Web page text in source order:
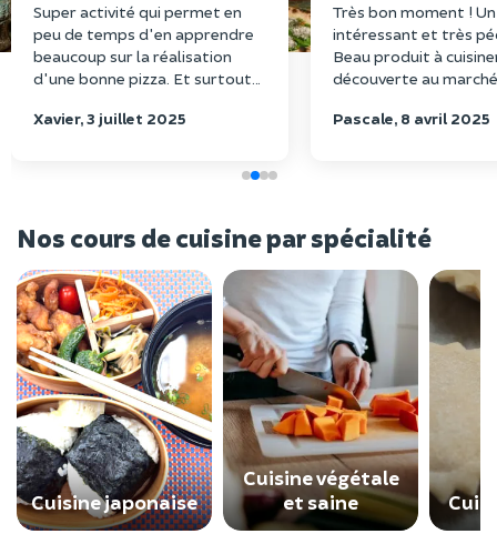
Super activité qui permet en
peu de temps d'en apprendre
beaucoup sur la réalisation
d'une bonne pizza. Et surtout
Xavier, 3 juillet 2025
Très bon moment !
intéressant et très
Beau produit à
découverte au
Pascale, 8 avril 2025
Nos cours de cuisine par spécialité
Cuisine japonaise
Cuisine végétale
et saine